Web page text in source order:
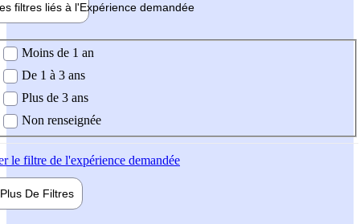
filtres liés à l'Expérience demandée
demandée
Moins de 1 an
De 1 à 3 ans
Plus de 3 ans
Non renseignée
le filtre de l'expérience demandée
Plus De Filtres